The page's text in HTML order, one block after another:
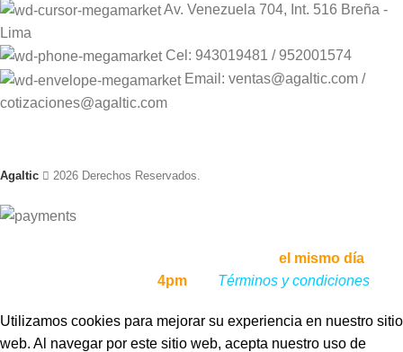
Av. Venezuela 704, Int. 516 Breña -
Lima
Cel: 943019481 / 952001574
Email: ventas@agaltic.com /
cotizaciones@agaltic.com
Agaltic 2026 Derechos Reservados.
el mismo día, si lo
4pm, Términos y condiciones
Utilizamos cookies para mejorar su experiencia en nuestro sitio
web. Al navegar por este sitio web, acepta nuestro uso de